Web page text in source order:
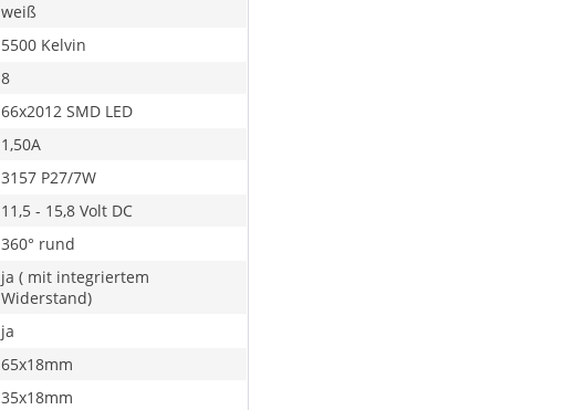
weiß
5500 Kelvin
8
66x2012 SMD LED
1,50A
3157 P27/7W
11,5 - 15,8 Volt DC
360° rund
ja ( mit integriertem
Widerstand)
ja
65x18mm
35x18mm